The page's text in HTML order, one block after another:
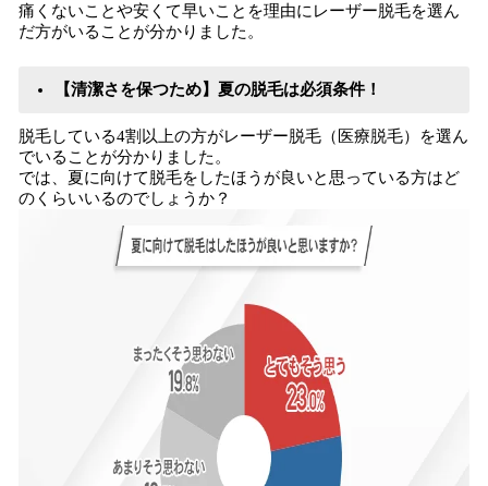
痛くないことや安くて早いことを理由にレーザー脱毛を選ん
だ方がいることが分かりました。
【清潔さを保つため】夏の脱毛は必須条件！
脱毛している4割以上の方がレーザー脱毛（医療脱毛）を選ん
でいることが分かりました。
では、夏に向けて脱毛をしたほうが良いと思っている方はど
のくらいいるのでしょうか？